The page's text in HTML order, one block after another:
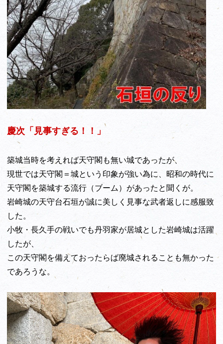
慶次「見事すぎる！！」
築城当時を考えれば天守閣も無い城であったが、
現世では天守閣＝城という印象が強い為に、昭和の時代に
天守閣を築城する流行（ブーム）があったと聞くが。
岩崎城の天守台石垣が誠に美しく見事な武者返しに感服致
した。
小牧・長久手の戦いでも丹羽家が居城とした岩崎城は活躍
したが、
この天守閣を備えておったらば廃城されることも無かった
であろうな。